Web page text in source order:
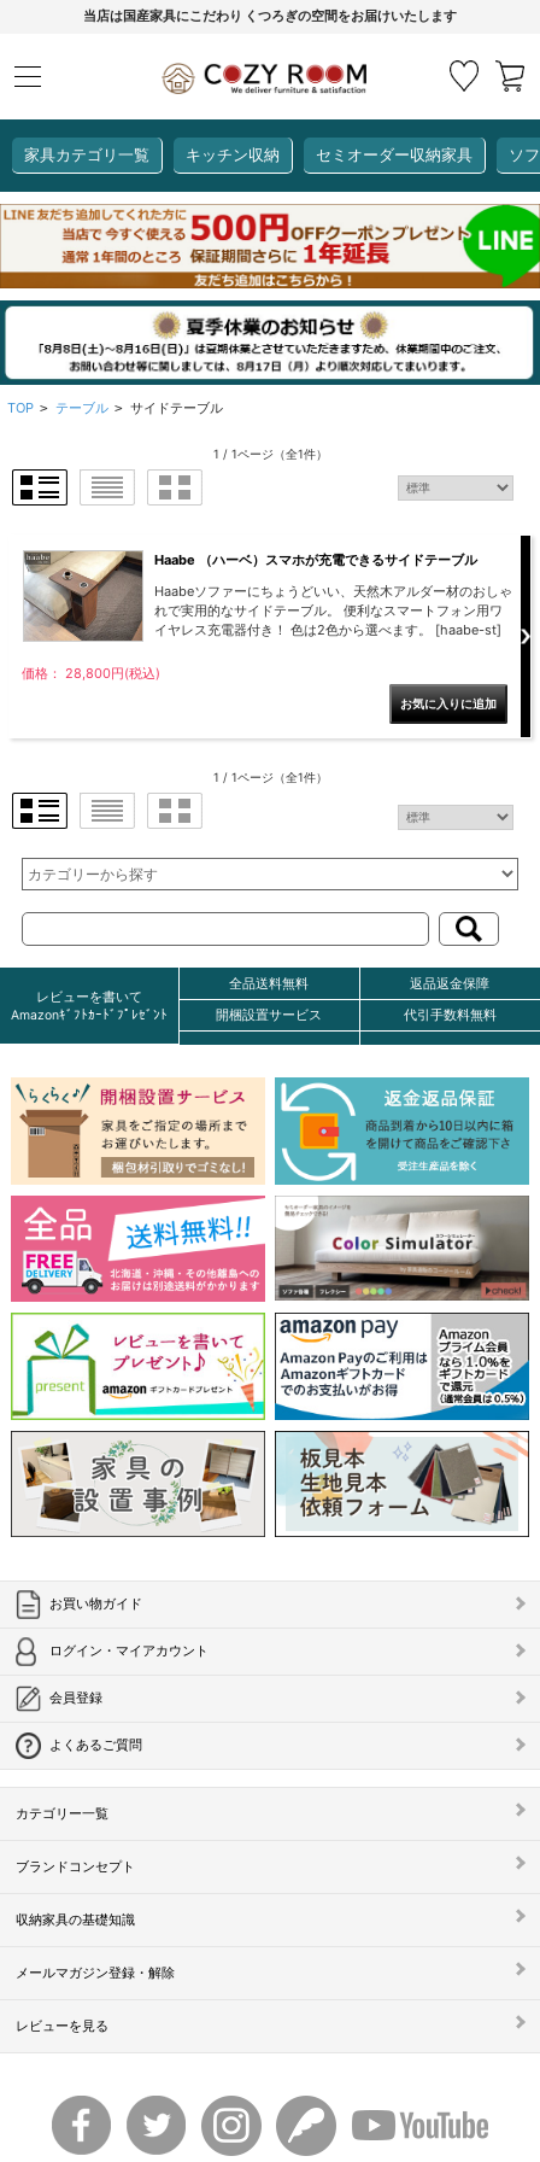
当店は国産家具にこだわり くつろぎの空間をお届けいたします
家具カテゴリ一覧 キッチン収納 セミオーダー収納家具 ソ
キッチン収納
全て見る
特徴で選ぶ
生活感を隠せるレンジ台
大型レンジ収納可能
オープンタイプ
サイズで選ぶ
ロータイプレンジ台
ハイタイプレンジ台
食器棚
特徴で選ぶ
バタフライキッチンカウンター
ーダーシステムキッチンカウンター
カウンター下ラック
隙間を無駄なく活用 スリムキッチンラック
【Pots】鍋・フライパン収納
【LASCO】ロータイプ
【LASCO】ハイタイプ
【LASCO】地震対策・上置きラック
キッチン収納
キッチンの便利アイテム
タワー tower（山崎実業）
ダストボックス
万が一の地震対策に
【Pittaly】耐震上置きラック
セミオーダー収納家具
全て見る
【GRANNER2】テレビ台・リビング
収納
【FLEXY】3方向オーダー家具
【LASCO】カウンター下収納
【LASCO】スリムラック
【SUNNY】サニタリー収納
【Idea】デスク
【PORTIER】&【LASCO】シューズ
【Wickei】チェスト
【Carina】アコーディオンドア
ソファー
全て見る
1人掛けソファー
2人掛けソファー
2.5人掛けソファー
3人掛けソファー
合皮ソファー
本革ソファー
クッション
オットマン
【SUOLA】カウチソファー
【AIKA】ハイバックソファ
【CLOSTER】シェーズロング＆カウ
チソファー
【Chene】ウッドフレームソファー
【Cruse】ウッドフレームソファー
【Gainer】ウッドフレームソファー
リビング家具
全て見る
チェスト
ラック・シェルフ
下駄箱・シューズボッ
クス
アコーディオンドア
タワー tower（山崎実
業）
クリーナースタンド
ラック
扉式カウンター下ラッ
CDラック・DVDラック
書斎・子供部屋
個室型デスク
本棚・スライド書棚
ダイニングセット
全て見る
チェア
こたつテーブル
こたつ布団
カーインテリア
全て見る
【標準幅】リアシートテーブル
【ワイド幅】リアシートテーブル
【標準幅用】テレビスタンド
COZY ROOMオリジナル
全て見る
ここでしか買えない！COZY ROOMオリジナル家具
生活感を隠してスッキリ収納
レンジ台【CUBO】
狭いキッチンのお悩み解決
【COOKING ASSISTANT】
かさばる調理器具の宿屋
ディスプレイ鍋収納【Pots】
究極の自分空間
個室型デスク【COZYROOM】
おしゃれなのに機能性抜群
掃除機収納【Cleany】
万が一の地震対策
突っ張りラック【Pittaly】
TOP > テーブル > サイドテーブル
1 / 1ページ （全1件）
Haabe （ハーベ）スマホが充電できるサイドテーブル
Haabeソファーにちょうどいい、天然木アルダー材のおしゃ
れで実用的なサイドテーブル。 便利なスマートフォン用ワ
イヤレス充電器付き！ 色は2色から選べます。 [haabe-st]
価格： 28,800円(税込)
1 / 1ページ （全1件）
レビューを書いて
Amazonｷﾞﾌﾄｶｰﾄﾞﾌﾟﾚｾﾞﾝﾄ
全品送料無料
開梱設置サービス
返品返金保障
代引手数料無料
お買い物ガイド
ログイン・マイアカウント
会員登録
よくあるご質問
カテゴリー一覧
ブランドコンセプト
収納家具の基礎知識
メールマガジン登録・解除
レビューを見る